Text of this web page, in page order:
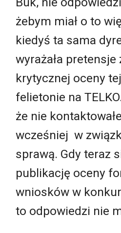
żebym miał o to
kiedyś ta sama
wyrażała pretensje
krytycznej oceny
felietonie na
że nie
wcześniej w
sprawą. Gdy teraz
publikację oceny
wniosków w
to odpowiedzi nie